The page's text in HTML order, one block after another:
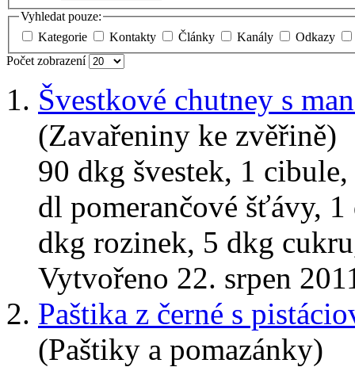
Vyhledat pouze:
Kategorie
Kontakty Články Kanály
Odkazy
Počet zobrazení
1. Švestkové chutney s
(Zavařeniny ke zvěřině)
90 dkg švestek, 1
dl pomerančové šťávy,
dkg rozinek, 5 dkg
Vytvořeno 22. srpen
2. Paštika z černé s
(Paštiky a pomazánky)